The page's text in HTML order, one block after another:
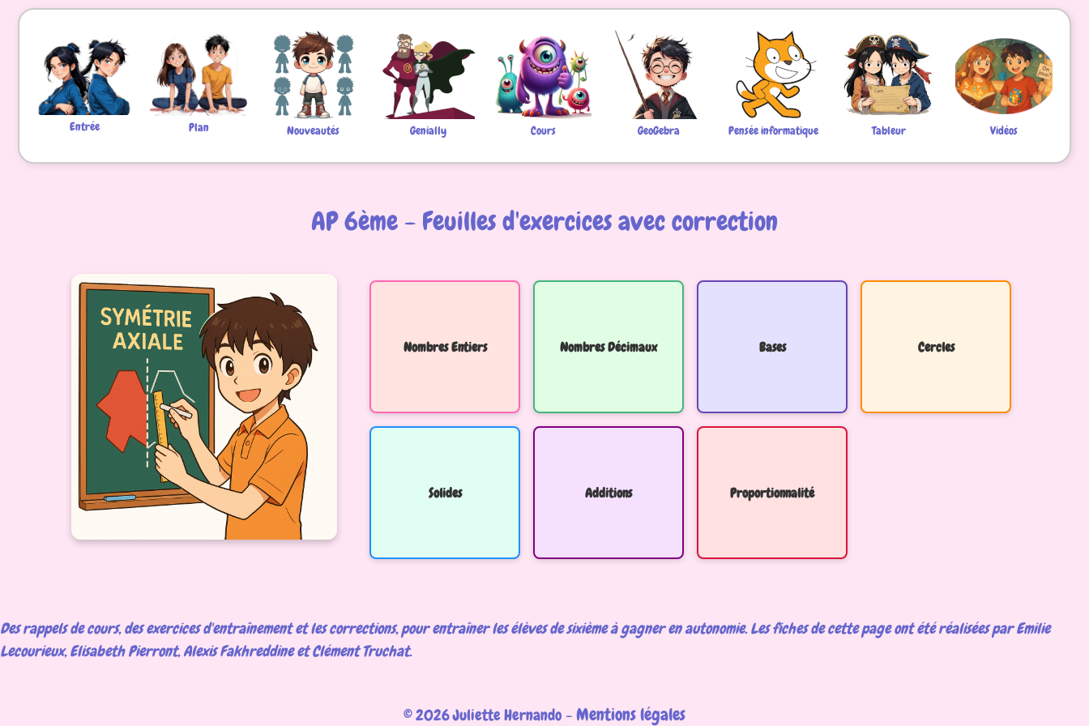
Entrée Plan Nouveautés Genially Cours GeoGebra Pensée informatique Tableur Vidéos
AP 6ème - Feuilles d'exercices avec correction
Nombres Entiers Nombres Décimaux Bases Cercles
Solides Additions Proportionnalité
Des rappels de cours, des exercices d'entraînement et les corrections, pour entraîner les élèves de sixième à gagner en autonomie. Les fiches de cette page ont été réalisées par Emilie
Lecourieux, Elisabeth Pierront, Alexis Fakhreddine et Clément Truchat.
© 2026 Juliette Hernando - Mentions légales